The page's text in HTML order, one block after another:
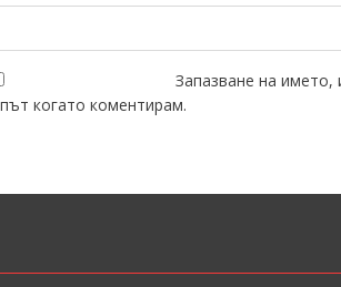
Запазване на името,
когато коментирам.